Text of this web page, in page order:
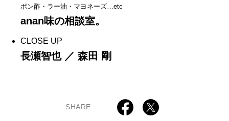
ポン酢・ラー油・マヨネーズ…etc
anan味の相談室。
CLOSE UP
長瀬智也 ／ 森田 剛
SHARE